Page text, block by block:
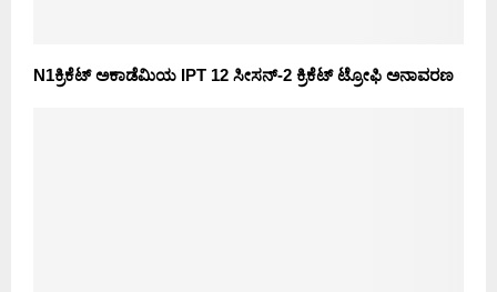
N1ಕ್ರಿಕೆಟ್ ಅಕಾಡೆಮಿಯ IPT 12 ಸೀಸನ್-2 ಕ್ರಿಕೆಟ್ ಟ್ರೋಫಿ ಅನಾವರಣ